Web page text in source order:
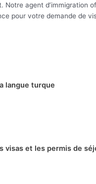
Notre agent d’immigration
pour votre demande de
langue turque
visas et les permis de